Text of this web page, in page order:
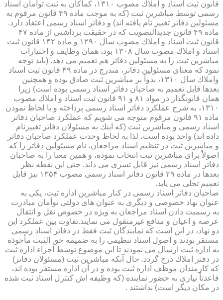
قانون ثبت اسناد و املاك مصوب ۱۳۱۰، كماكان به ثبت توأمان اسناد
رسمی توسط مباشرین ثبت (كه به موجب ماده ۴۹ قانون مرقوم به
مسئولین دفاتر تغییر نام یافته اند) و دفاتر اسناد رسمی اعتقاد دارد.
ماده ۴۹ قانون جدیدالتصویب كه در حقیقت برداشتی از ماده ۴۷
قانون ثبت اسناد و املاك مصوب سال ۱۲۹۰ و ماده ۱۴۲ قانون ثبت
اسناد و املاك مصوب سال ۱۳۰۸ بود، همان وظایف و اختیارات
مباشرین ثبت را به مسئولین دفاتر هم تعمیم می دهد. (باید توجه
نمود كه معنای مسئولین دفاتر، مندرج در ماده ۴۹ قانون ثبت اسناد
واملاك سال ۱۳۱۰، بدواً بر مباشرین ثبت صادق بوده و همچنین
بعدها قابل تعمیم به صاحبان دفاتر اسناد رسمی بوده است) زیرا
همان قانونگذار در مواد ۸۱ و ۹۱ قانون ثبت اسناد و املاك مصوب
۱۳۱۰، به شرح عملكرد دفاتر اسناد رسمی پرداخته و با لحاظ نمودن
ماده ۹۱ قانون مرقوم متوجه می شویم كه عملكرد صاحبان دفاتر
اسناد رسمی و مباشرین ثبت (كه اینك به مسئولان دفاتر تغییرنام
داده اند) واحد بوده است، لذا به لحاظ وحدت عملكرد صاحبان دفاتر
و مباشرین ثبت در تنظیم اسناد مراجعان، نام مسئولین دفاتر را كه
اصولاً برای مباشرین ثبت انتخاب نموده، و همین معنا را به صاحبان
دفاتر اسناد رسمی نیز قابل تسری می داند. حتی این نقطه نظر
بعدها در ماده ۲۹ قانون دفاتر اسناد رسمی مصوب ۱۳۵۴ نیز قابل
تعمیم تجلی می یابد.
صاحبان دفاتر اسناد رسمی در كنار مباشرین اداره ثبت، یكی به
عنوان نهاد خصوصی و دیگری به عنوان های دولتی توأمان مبادرت
به رسمیت دادن اسناد مراجعان به ویژه در خصوص نقل و انتقال
عرصه و اعیان و منافع غیرمنقول می نمایند.تفاوت بین عملكرد این
دو نهاد، در این است كه نمایندگان ثبت فقط در دفاتر اسناد رسمی
مستقر بودند و اصول اسناد تنظیمی را به ضمیمه حق الثبت مأخوذه
به اداره ثبت ارسال می نمودند تا این موضوع توسط اجزاء اداره ثبت
در دفتر املاك درج گردد. حال آنكه مباشرین ثبت (مسئولان دفاتر)
كه كارمندان موظف اداره ثبت بوده و در آن اداره مستقر بوده اند،
قاعدتاً نیازی به حضور نماینده (كه وظیفه اش كنترل اسناد ثبت شده
در مكان دیگر است) نداشتند .